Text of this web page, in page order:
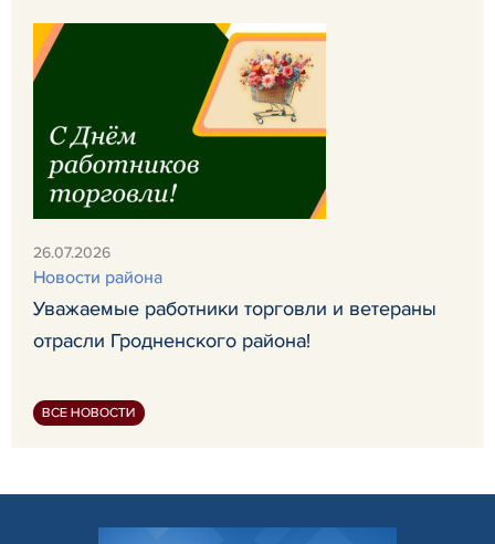
26.07.2026
Новости района
Уважаемые работники торговли и ветераны
отрасли Гродненского района!
ВСЕ НОВОСТИ